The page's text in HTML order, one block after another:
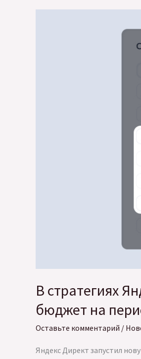
В стратегиях
бюджет на
Оставьте комментарий /
Яндекс Директ запустил